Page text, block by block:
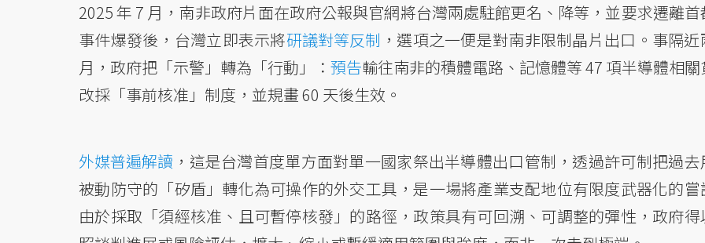
2025 年 7 月，南非政府片面在政府公報與官網將台灣兩處駐館更名、降等，並要求遷離首
事件爆發後，台灣立即表示將研議對等反制 ，選項之一便是對南非限制晶片出口。事隔近
月，政府把「示警」轉為「行動」： 預告輸往南非的積體電路、記憶體等 47 項半導體相關
改採「事前核准」制度，並規畫 60 天後生效。
外媒普遍解讀 ，這是台灣首度單方面對單一國家祭出半導體出口管制，透過許可制把過去
被動防守的「矽盾」轉化為可操作的外交工具，是一場將產業支配地位有限度武器化的嘗
由於採取「須經核准、且可暫停核發」的路徑，政策具有可回溯、可調整的彈性，政府得